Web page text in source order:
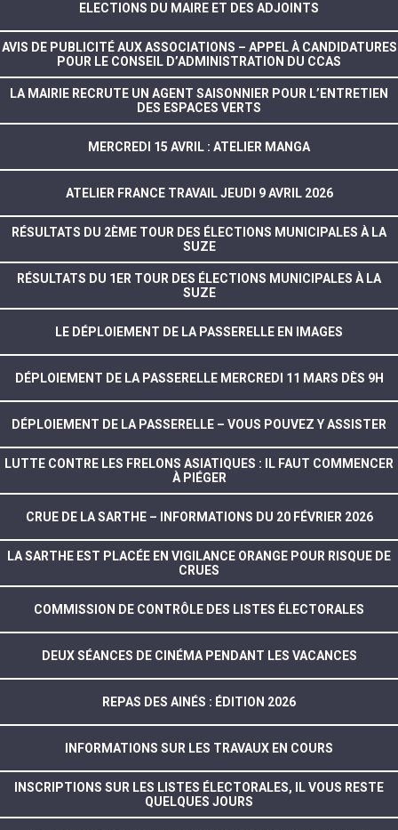
ELECTIONS DU MAIRE ET DES ADJOINTS
AVIS DE PUBLICITÉ AUX ASSOCIATIONS – APPEL À CANDIDATURES
POUR LE CONSEIL D’ADMINISTRATION DU CCAS
LA MAIRIE RECRUTE UN AGENT SAISONNIER POUR L’ENTRETIEN
DES ESPACES VERTS
MERCREDI 15 AVRIL : ATELIER MANGA
ATELIER FRANCE TRAVAIL JEUDI 9 AVRIL 2026
RÉSULTATS DU 2ÈME TOUR DES ÉLECTIONS MUNICIPALES À LA
SUZE
RÉSULTATS DU 1ER TOUR DES ÉLECTIONS MUNICIPALES À LA
SUZE
LE DÉPLOIEMENT DE LA PASSERELLE EN IMAGES
DÉPLOIEMENT DE LA PASSERELLE MERCREDI 11 MARS DÈS 9H
DÉPLOIEMENT DE LA PASSERELLE – VOUS POUVEZ Y ASSISTER
LUTTE CONTRE LES FRELONS ASIATIQUES : IL FAUT COMMENCER
À PIÉGER
CRUE DE LA SARTHE – INFORMATIONS DU 20 FÉVRIER 2026
LA SARTHE EST PLACÉE EN VIGILANCE ORANGE POUR RISQUE DE
CRUES
COMMISSION DE CONTRÔLE DES LISTES ÉLECTORALES
DEUX SÉANCES DE CINÉMA PENDANT LES VACANCES
REPAS DES AINÉS : ÉDITION 2026
INFORMATIONS SUR LES TRAVAUX EN COURS
INSCRIPTIONS SUR LES LISTES ÉLECTORALES, IL VOUS RESTE
QUELQUES JOURS